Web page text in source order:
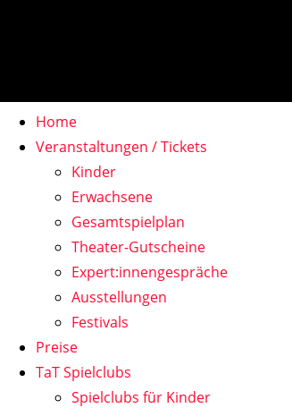
Home
Veranstaltungen / Tickets
Kinder
Erwachsene
Gesamtspielplan
Theater-Gutscheine
Expert:innengespräche
Ausstellungen
Festivals
Preise
TaT Spielclubs
Spielclubs für Kinder